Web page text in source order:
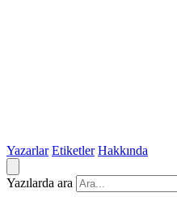
Yazarlar Etiketler Hakkında
Yazılarda ara